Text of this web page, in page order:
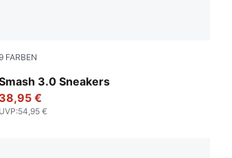
FARBEN
3.0 Sneakers
White-PUMA White-PUMA Gold
38,95 €
UVP:54,95 €